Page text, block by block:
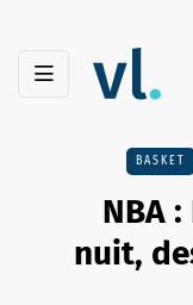
BASKET
NBA
nuit,